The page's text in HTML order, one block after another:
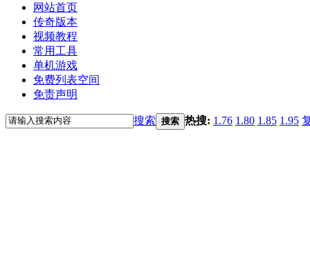
网站首页
传奇版本
视频教程
常用工具
单机游戏
免费列表空间
免责声明
搜索 搜索 热搜: 1.76 1.80 1.85 1.95